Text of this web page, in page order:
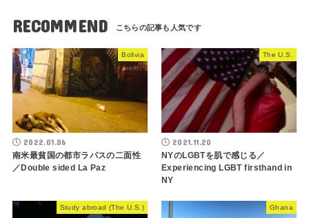
RECOMMEND
Bolivia
2022.01.06
南米最貧国の都市ラパスの二面性
／Double sided La Paz
The U.S.
2021.11.20
NYのLGBTを肌で感じる／
Experiencing LGBT firsthand in
NY
Study abroad (The U.S.) Ghana